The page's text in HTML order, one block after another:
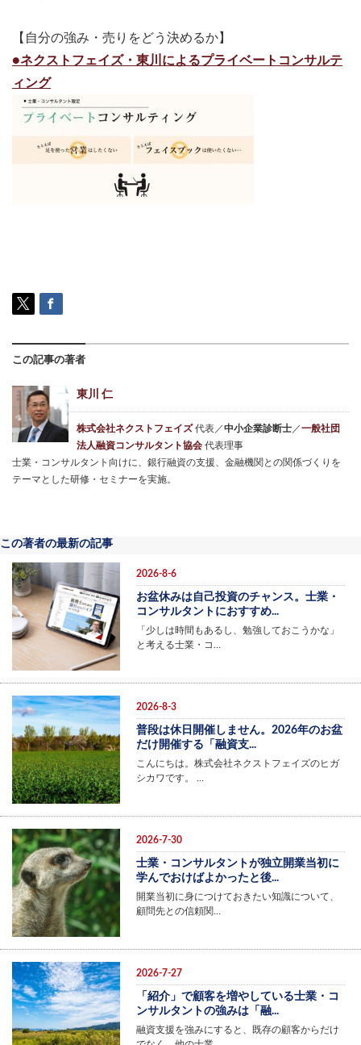
【自分の強み・売りをどう決めるか】
●ネクストフェイズ・東川によるプライベートコンサルテ
ィング
この記事の著者
東川 仁
株式会社ネクストフェイズ 代表／中小企業診断士 ／一般社団
法人融資コンサルタント協会 代表理事
士業・コンサルタント向けに、銀行融資の支援、金融機関との関係づくりを
テーマとした研修・セミナーを実施。
この著者の最新の記事
2026-8-6
お盆休みは自己投資のチャンス。士業・
コンサルタントにおすすめ...
「少しは時間もあるし、勉強しておこうかな」
と考える士業・コ…
2026-8-3
普段は休日開催しません。2026年のお盆
だけ開催する「融資支...
こんにちは。株式会社ネクストフェイズのヒガ
シカワです。 …
2026-7-30
士業・コンサルタントが独立開業当初に
学んでおけばよかったと後...
開業当初に身につけておきたい知識について、
顧問先との信頼関…
2026-7-27
「紹介」で顧客を増やしている士業・コ
ンサルタントの強みは「融...
融資支援を強みにすると、既存の顧客からだけ